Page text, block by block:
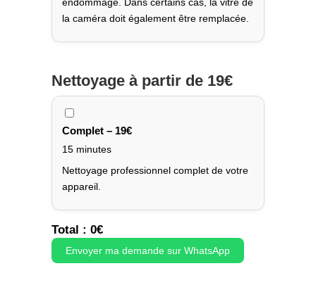
endommagé. Dans certains cas, la vitre de
la caméra doit également être remplacée.
Nettoyage à partir de 19€
Complet – 19€
15 minutes
Nettoyage professionnel complet de votre
appareil.
Total : 0€
Envoyer ma demande sur WhatsApp